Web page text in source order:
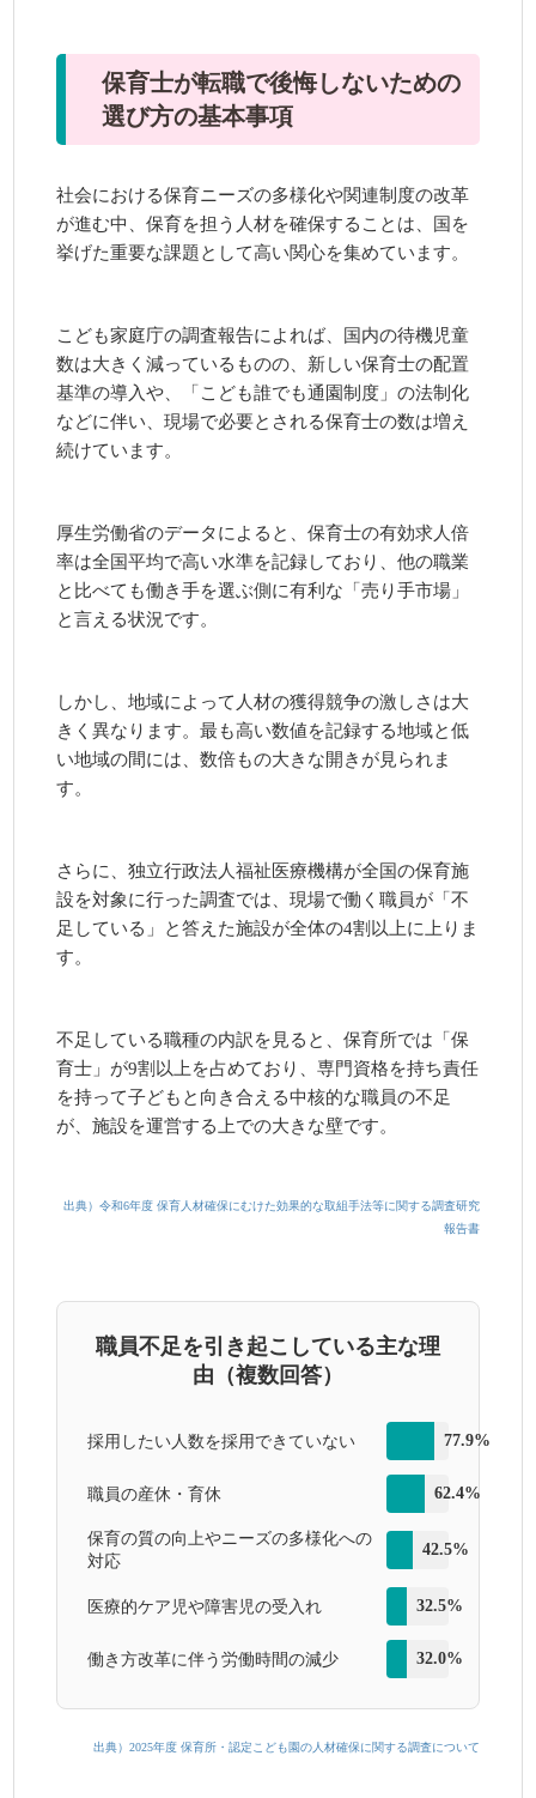
保育士が転職で後悔しないための
選び方の基本事項
社会における保育ニーズの多様化や関連制度の改革
が進む中、保育を担う人材を確保することは、国を
挙げた重要な課題として高い関心を集めています。
こども家庭庁の調査報告によれば、国内の待機児童
数は大きく減っているものの、新しい保育士の配置
基準の導入や、「こども誰でも通園制度」の法制化
などに伴い、現場で必要とされる保育士の数は増え
続けています。
厚生労働省のデータによると、保育士の有効求人倍
率は全国平均で高い水準を記録しており、他の職業
と比べても働き手を選ぶ側に有利な「売り手市場」
と言える状況です。
しかし、地域によって人材の獲得競争の激しさは大
きく異なります。最も高い数値を記録する地域と低
い地域の間には、数倍もの大きな開きが見られま
す。
さらに、独立行政法人福祉医療機構が全国の保育施
設を対象に行った調査では、現場で働く職員が「不
足している」と答えた施設が全体の4割以上に上りま
す。
不足している職種の内訳を見ると、保育所では「保
育士」が9割以上を占めており、専門資格を持ち責任
を持って子どもと向き合える中核的な職員の不足
が、施設を運営する上での大きな壁です。
出典）令和6年度 保育人材確保にむけた効果的な取組手法等に関する調査研究
報告書
職員不足を引き起こしている主な理
由（複数回答）
採用したい人数を採用できていない 77.9%
職員の産休・育休 62.4%
保育の質の向上やニーズの多様化への
対応
42.5%
医療的ケア児や障害児の受入れ 32.5%
働き方改革に伴う労働時間の減少 32.0%
出典）2025年度 保育所・認定こども園の人材確保に関する調査について